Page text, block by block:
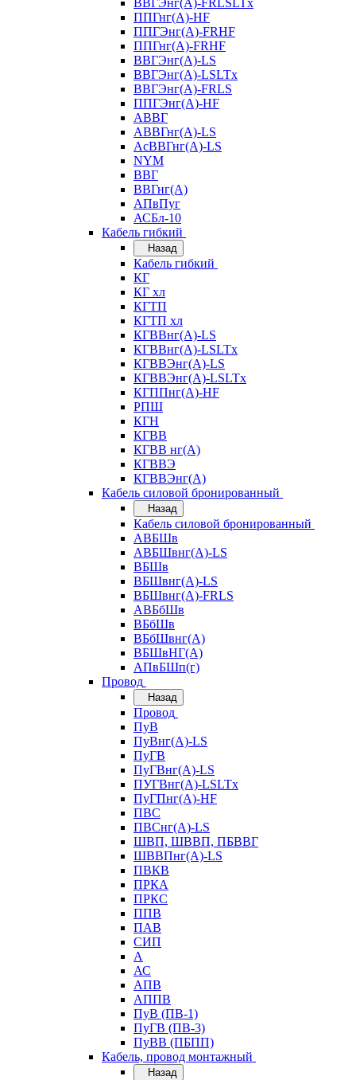
ВВГЭнг(А)-FRLSLTx
ППГнг(А)-HF
ППГЭнг(А)-FRHF
ППГнг(А)-FRHF
ВВГЭнг(А)-LS
ВВГЭнг(А)-LSLTx
ВВГЭнг(А)-FRLS
ППГЭнг(А)-HF
АВВГ
АВВГнг(А)-LS
АсВВГнг(А)-LS
NYM
ВВГ
ВВГнг(А)
АПвПуг
АСБл-10
Кабель гибкий
Назад
Кабель гибкий
КГ
КГ хл
КГТП
КГТП хл
КГВВнг(А)-LS
КГВВнг(А)-LSLTx
КГВВЭнг(А)-LS
КГВВЭнг(А)-LSLTx
КГППнг(А)-HF
РПШ
КГН
КГВВ
КГВВ нг(А)
КГВВЭ
КГВВЭнг(А)
Кабель силовой бронированный
Назад
Кабель силовой бронированный
АВБШв
АВБШвнг(А)-LS
ВБШв
ВБШвнг(А)-LS
ВБШвнг(А)-FRLS
АВБбШв
ВБбШв
ВБбШвнг(А)
ВБШвНГ(А)
АПвБШп(г)
Провод
Назад
Провод
ПуВ
ПуВнг(А)-LS
ПуГВ
ПуГВнг(А)-LS
ПУГВнг(А)-LSLTx
ПуГПнг(А)-HF
ПВС
ПВСнг(А)-LS
ШВП, ШВВП, ПБВВГ
ШВВПнг(А)-LS
ПВКВ
ПРКА
ПРКС
ППВ
ПАВ
СИП
А
АС
АПВ
АППВ
ПуВ (ПВ-1)
ПуГВ (ПВ-3)
ПуВВ (ПБПП)
Кабель, провод монтажный
Назад